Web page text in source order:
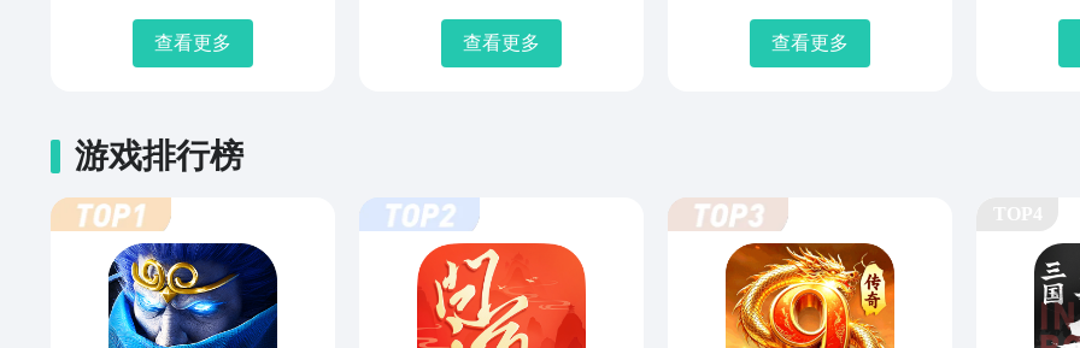
查看更多 查看更多 查看更多
游戏排行榜